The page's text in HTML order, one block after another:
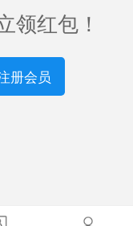
领红包！
册会员